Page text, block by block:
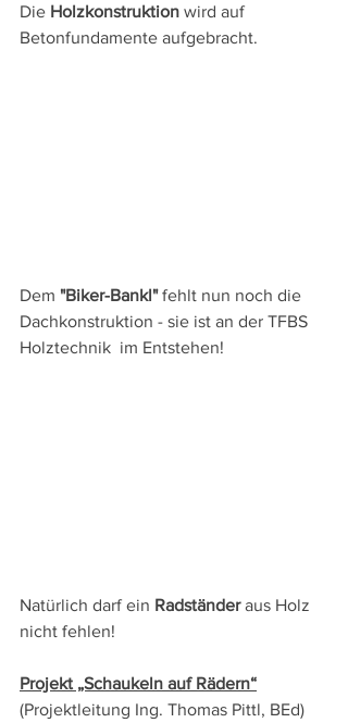
Die Holzkonstruktion wird auf
Betonfundamente aufgebracht.
Dem "Biker-Bankl" fehlt nun noch die
Dachkonstruktion - sie ist an der TFBS
Holztechnik  im Entstehen!
Natürlich darf ein Radständer aus Holz
nicht fehlen!
Projekt „Schaukeln auf Rädern“
(Projektleitung Ing. Thomas Pittl, BEd)